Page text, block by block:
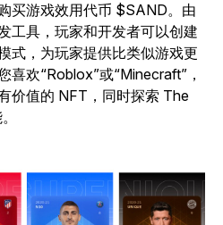
买游戏效用代币 $SAND。由
工具，玩家和开发者可以创建
式，为玩家提供比类似游戏更
喜欢“Roblox”或“Minecraft”，
价值的 NFT，同时探索 The